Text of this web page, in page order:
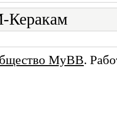
MyBB.